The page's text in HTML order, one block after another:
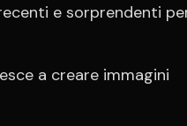
e sorprendenti
a creare immagini